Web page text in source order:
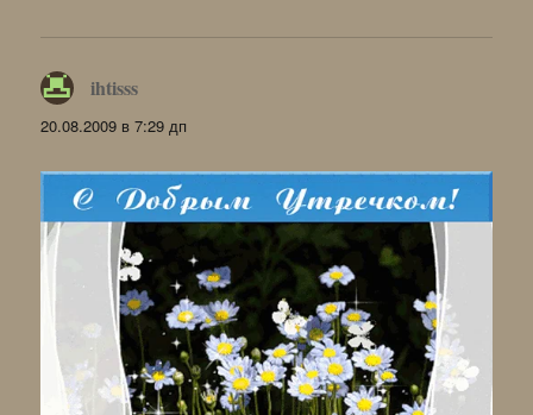
ihtisss
20.08.2009 в 7:29 дп